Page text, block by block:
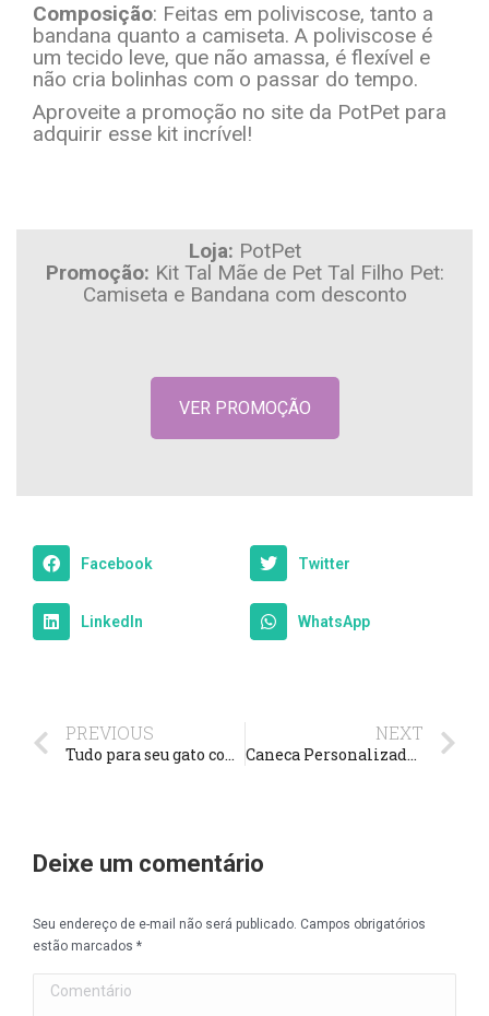
Composição: Feitas em poliviscose, tanto a
bandana quanto a camiseta. A poliviscose é
um tecido leve, que não amassa, é flexível e
não cria bolinhas com o passar do tempo.
Aproveite a promoção no site da PotPet para
adquirir esse kit incrível!
Loja: PotPet
Promoção: Kit Tal Mãe de Pet Tal Filho Pet:
Camiseta e Bandana com desconto
VER PROMOÇÃO
Facebook Twitter
LinkedIn WhatsApp
PREVIOUS
Tudo para seu gato com até 50% de desconto *Petz
NEXT
Caneca Personalizada Eu Tenho Um Amor de 4 Patas *PotPet
Deixe um comentário
Seu endereço de e-mail não será publicado. Campos obrigatórios
estão marcados *
Comentário